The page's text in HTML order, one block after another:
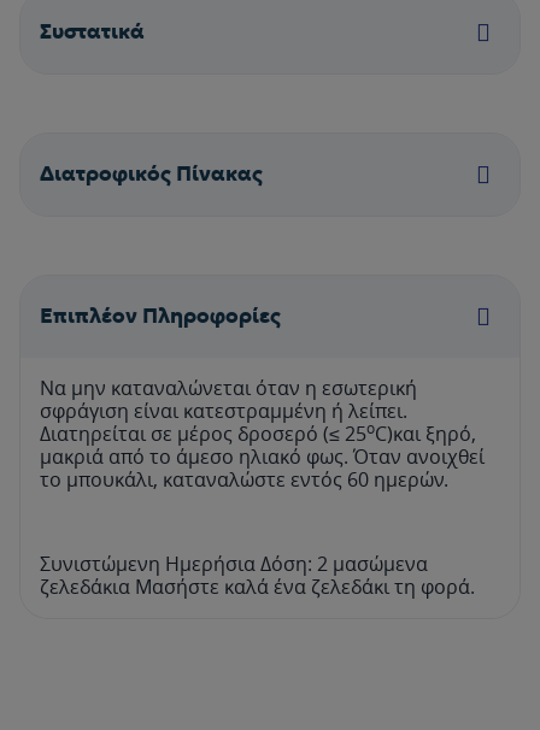
Συστατικά
Διατροφικός Πίνακας
Επιπλέον Πληροφορίες
Να μην καταναλώνεται όταν η εσωτερική
σφράγιση είναι κατεστραμμένη ή λείπει.
Διατηρείται σε μέρος δροσερό (≤ 25οC)και ξηρό,
μακριά από το άμεσο ηλιακό φως. Όταν ανοιχθεί
το μπουκάλι, καταναλώστε εντός 60 ημερών.
Συνιστώμενη Ημερήσια Δόση: 2 μασώμενα
ζελεδάκια Μασήστε καλά ένα ζελεδάκι τη φορά.